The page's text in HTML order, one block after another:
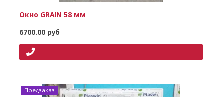
Окно GRAIN 58 мм
6700.00 руб
Предзаказ